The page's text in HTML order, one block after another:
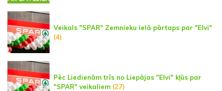
Veikals "SPAR" Zemnieku ielā pārtaps par "Elvi"
(4)
Pēc Liedienām trīs no Liepājas "Elvi" kļūs par
"SPAR" veikaliem (27)